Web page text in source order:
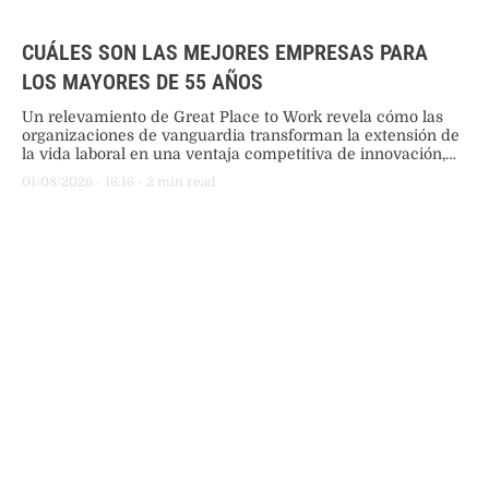
CUÁLES SON LAS MEJORES EMPRESAS PARA
LOS MAYORES DE 55 AÑOS
Un relevamiento de Great Place to Work revela cómo las
organizaciones de vanguardia transforman la extensión de
la vida laboral en una ventaja competitiva de innovación,
01/08/2026 - 16:16 - 2 min read